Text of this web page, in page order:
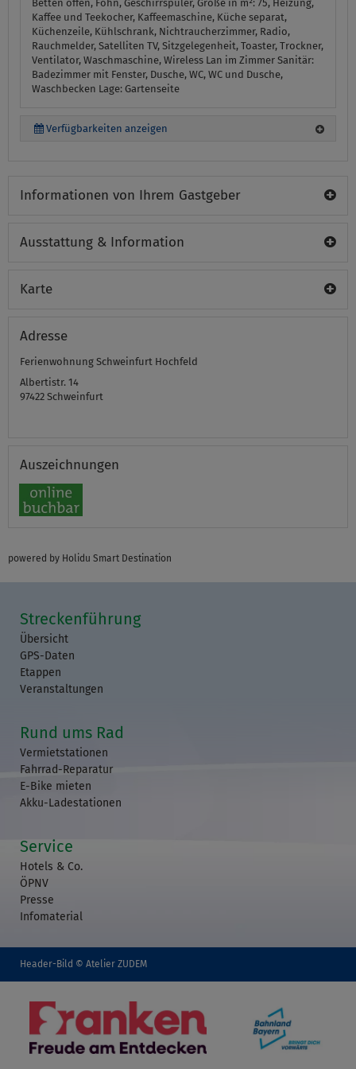
Betten offen, Föhn, Geschirrspüler, Größe in m²: 75, Heizung,
Kaffee und Teekocher, Kaffeemaschine, Küche separat,
Küchenzeile, Kühlschrank, Nichtraucherzimmer, Radio,
Rauchmelder, Satelliten TV, Sitzgelegenheit, Toaster, Trockner,
Ventilator, Waschmaschine, Wireless Lan im Zimmer Sanitär:
Badezimmer mit Fenster, Dusche, WC, WC und Dusche,
Waschbecken Lage: Gartenseite
Verfügbarkeiten anzeigen
Informationen von Ihrem Gastgeber
Ausstattung & Information
Karte
Adresse
Ferienwohnung Schweinfurt Hochfeld
Albertistr. 14
97422 Schweinfurt
Auszeichnungen
powered by Holidu Smart Destination
Streckenführung
Übersicht
GPS-Daten
Etappen
Veranstaltungen
Rund ums Rad
Vermietstationen
Fahrrad-Reparatur
E-Bike mieten
Akku-Ladestationen
Service
Hotels & Co.
ÖPNV
Presse
Infomaterial
Header-Bild © Atelier ZUDEM